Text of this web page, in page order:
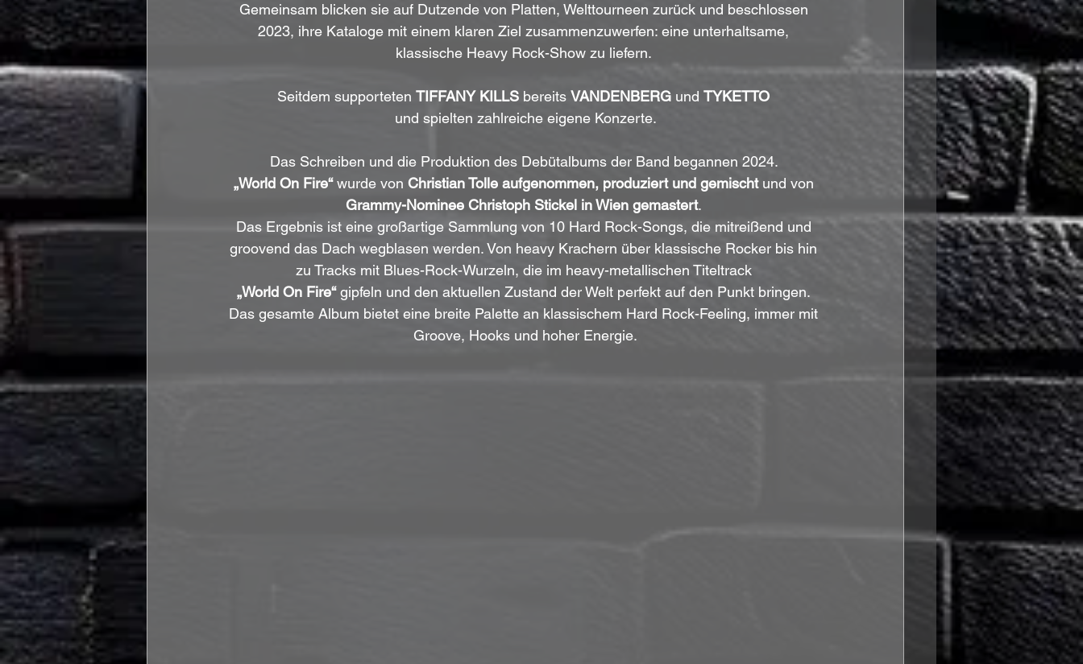
Gemeinsam blicken sie auf Dutzende von Platten, Welttourneen zurück und beschlossen
2023, ihre Kataloge mit einem klaren Ziel zusammenzuwerfen: eine unterhaltsame,
klassische Heavy Rock-Show zu liefern.
Seitdem supporteten TIFFANY KILLS bereits VANDENBERG und TYKETTO
und spielten zahlreiche eigene Konzerte.
Das Schreiben und die Produktion des Debütalbums der Band begannen 2024.
„World On Fire“ wurde von Christian Tolle aufgenommen, produziert und gemischt und von
Grammy-Nominee Christoph Stickel in Wien gemastert.
Das Ergebnis ist eine großartige Sammlung von 10 Hard Rock-Songs, die mitreißend und
groovend das Dach wegblasen werden. Von heavy Krachern über klassische Rocker bis hin
zu Tracks mit Blues-Rock-Wurzeln, die im heavy-metallischen Titeltrack
„World On Fire“ gipfeln und den aktuellen Zustand der Welt perfekt auf den Punkt bringen.
Das gesamte Album bietet eine breite Palette an klassischem Hard Rock-Feeling, immer mit
Groove, Hooks und hoher Energie.